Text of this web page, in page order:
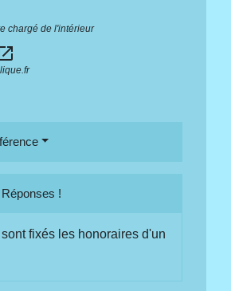
chargé de l'intérieur
!
fixés les honoraires d'un